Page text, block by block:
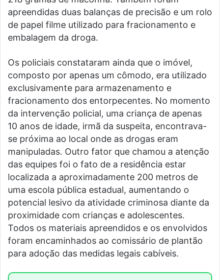
apreendidas duas balanças de precisão e um rolo
de papel filme utilizado para fracionamento e
embalagem da droga.
Os policiais constataram ainda que o imóvel,
composto por apenas um cômodo, era utilizado
exclusivamente para armazenamento e
fracionamento dos entorpecentes. No momento
da intervenção policial, uma criança de apenas
10 anos de idade, irmã da suspeita, encontrava-
se próxima ao local onde as drogas eram
manipuladas. Outro fator que chamou a atenção
das equipes foi o fato de a residência estar
localizada a aproximadamente 200 metros de
uma escola pública estadual, aumentando o
potencial lesivo da atividade criminosa diante da
proximidade com crianças e adolescentes.
Todos os materiais apreendidos e os envolvidos
foram encaminhados ao comissário de plantão
para adoção das medidas legais cabíveis.